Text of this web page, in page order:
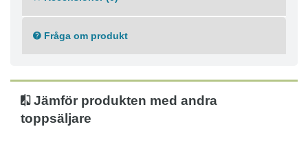
Fråga om produkt
Jämför produkten med andra
toppsäljare